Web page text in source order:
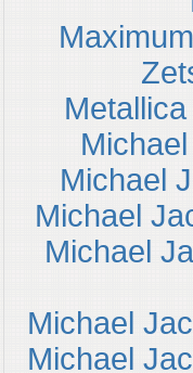
Michael
Michael
Michael
Michael
Michael